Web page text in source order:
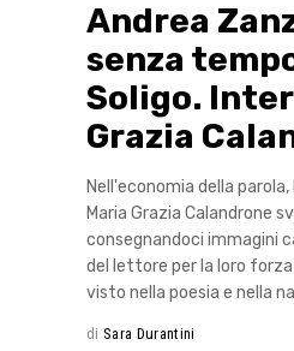
Andrea
senza
Soligo.
Grazia
Nell'economia della
Maria Grazia Calandrone
consegnandoci immagini
del lettore per la loro forza
visto nella poesia e nella
di Sara Durantini